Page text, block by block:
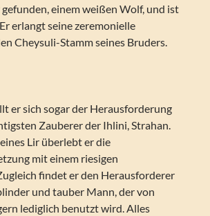
einem weißen Wolf, und ist
erlangt seine zeremonielle
Cheysuli-Stamm seines Bruders.
er sich sogar der Herausforderung
Zauberer der Ihlini, Strahan.
Lir überlebt er die
mit einem riesigen
findet er den Herausforderer
und tauber Mann, der von
lediglich benutzt wird. Alles